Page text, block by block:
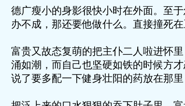
德广瘦小的身影很快小时在外面。至
办不成，那还要他做什么。直接撞死在
富贵又故态复萌的把主仆二人啦进怀
涌如潮，而自己也坚硬如铁的时候方
说了要多配一下健身壮阳的药放在那里